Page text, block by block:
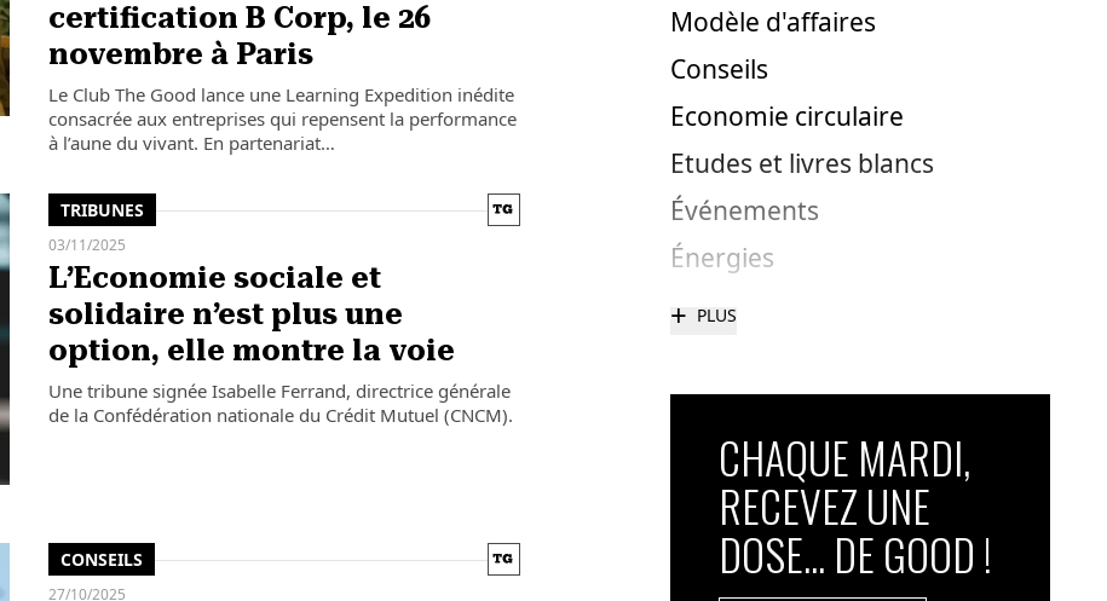
certification B Corp, le 26
novembre à Paris
Le Club The Good lance une Learning Expedition inédite
consacrée aux entreprises qui repensent la performance
à l’aune du vivant. En partenariat…
TRIBUNES
03/11/2025
L’Economie sociale et
solidaire n’est plus une
option, elle montre la voie
Une tribune signée Isabelle Ferrand, directrice générale
de la Confédération nationale du Crédit Mutuel (CNCM).
CONSEILS
27/10/2025
Modèle d'affaires
Conseils
Economie circulaire
Etudes et livres blancs
Événements
Énergies
+ PLUS
CHAQUE MARDI,
RECEVEZ UNE
DOSE... DE GOOD !